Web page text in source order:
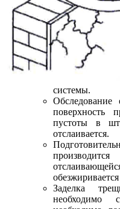
системы.
поверхность
пустоты в
отслаивается.
Заделка
необходимо